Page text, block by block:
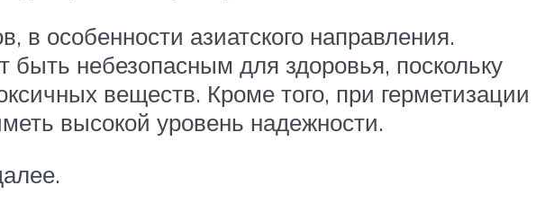
в особенности азиатского направления.
небезопасным для здоровья, поскольку
веществ. Кроме того, при герметизации
высокой уровень надежности.